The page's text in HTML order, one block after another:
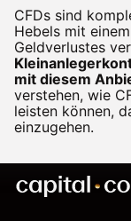
CFDs sind
Hebels mit
Geldverlustes
mit diesem
verstehen, wie
leisten können,
einzugehen.